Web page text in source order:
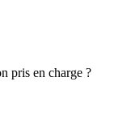
pris en charge ?